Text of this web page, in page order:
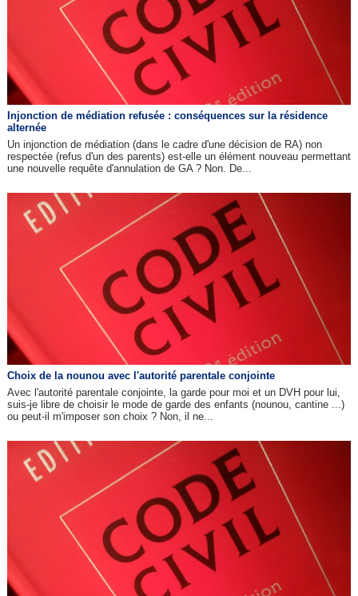
Injonction de médiation refusée : conséquences sur la résidence
alternée
Un injonction de médiation (dans le cadre d'une décision de RA) non
respectée (refus d'un des parents) est-elle un élément nouveau permettant
une nouvelle requête d'annulation de GA ? Non. De...
Choix de la nounou avec l'autorité parentale conjointe
Avec l'autorité parentale conjointe, la garde pour moi et un DVH pour lui,
suis-je libre de choisir le mode de garde des enfants (nounou, cantine ...)
ou peut-il m'imposer son choix ? Non, il ne...